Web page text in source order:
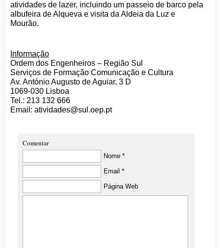
atividades de lazer, incluindo um passeio de barco pela
albufeira de Alqueva e visita da Aldeia da Luz e
Mourão.
Informação
Ordem dos Engenheiros – Região Sul
Serviços de Formação Comunicação e Cultura
Av. António Augusto de Aguiar, 3 D
1069-030 Lisboa
Tel.: 213 132 666
Email: atividades@sul.oep.pt
Comentar
Nome *
Email *
Página Web